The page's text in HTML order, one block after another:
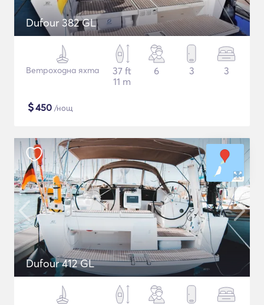
Dufour 382 GL
Ветроходна яхта
37 ft
11 m
6 3 3
$450 /нощ
Dufour 412 GL